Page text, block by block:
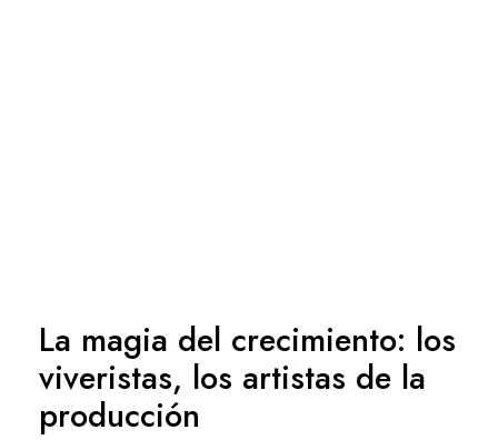
La magia del crecimiento: los
viveristas, los artistas de la
producción